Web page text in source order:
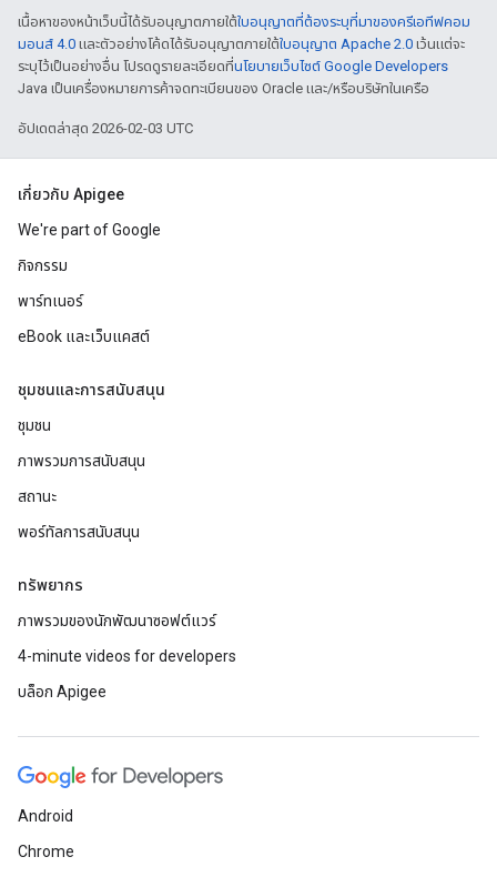
เนื้อหาของหน้าเว็บนี้ได้รับอนุญาตภายใต้ใบอนุญาตที่ต้องระบุที่มาของครีเอทีฟคอม
มอนส์ 4.0 และตัวอย่างโค้ดได้รับอนุญาตภายใต้ใบอนุญาต Apache 2.0 เว้นแต่จะ
ระบุไว้เป็นอย่างอื่น โปรดดูรายละเอียดที่นโยบายเว็บไซต์ Google Developers
Java เป็นเครื่องหมายการค้าจดทะเบียนของ Oracle และ/หรือบริษัทในเครือ
อัปเดตล่าสุด 2026-02-03 UTC
เกี่ยวกับ Apigee
We're part of Google
กิจกรรม
พาร์ทเนอร์
eBook และเว็บแคสต์
ชุมชนและการสนับสนุน
ชุมชน
ภาพรวมการสนับสนุน
สถานะ
พอร์ทัลการสนับสนุน
ทรัพยากร
ภาพรวมของนักพัฒนาซอฟต์แวร์
4-minute videos for developers
บล็อก Apigee
Android
Chrome